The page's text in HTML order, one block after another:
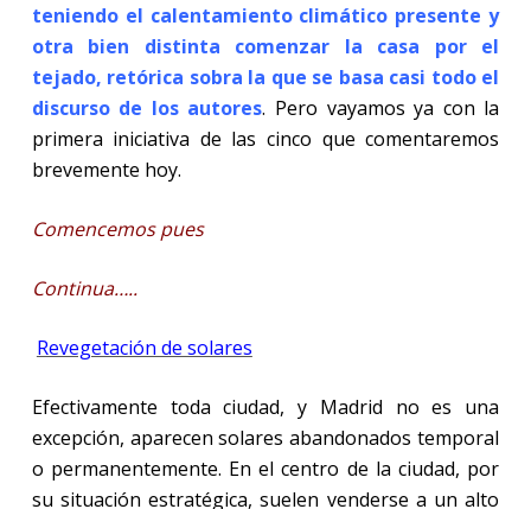
teniendo el calentamiento climático presente y
otra bien distinta comenzar la casa por el
tejado, retórica sobra la que se basa casi todo el
discurso de los autores. Pero vayamos ya con la
primera iniciativa de las cinco que comentaremos
brevemente hoy.
Comencemos pues
Continua…..
Revegetación de solares
Efectivamente toda ciudad, y Madrid no es una
excepción, aparecen solares abandonados temporal
o permanentemente. En el centro de la ciudad, por
su situación estratégica, suelen venderse a un alto